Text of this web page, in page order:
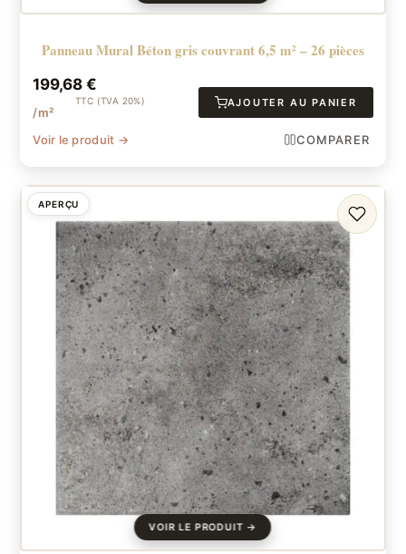
Panneau Mural Béton gris couvrant 6,5 m² – 26 pièces
199,68€
TTC (TVA 20%)
/m²
AJOUTER AU PANIER
Voir le produit → COMPARER
APERÇU